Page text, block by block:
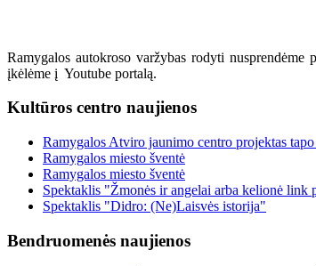
Ramygalos autokroso varžybas rodyti
įkėlėme į Youtube portalą.
Kultūros centro naujienos
Ramygalos Atviro jaunimo centro projektas
Ramygalos miesto šventė
Ramygalos miesto šventė
Spektaklis "Žmonės ir angelai arba kelionė link
Spektaklis "Didro: (Ne)Laisvės istorija"
Bendruomenės naujienos